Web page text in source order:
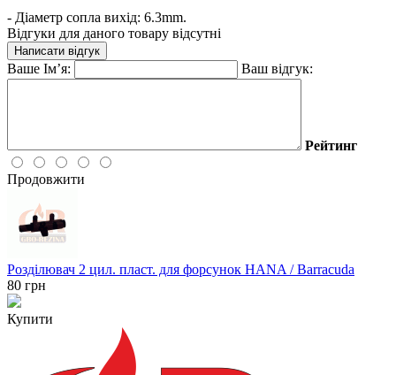
- Діаметр сопла вихід: 6.3mm.
Відгуки для даного товару відсутні
Написати відгук
Ваше Ім’я: Ваш відгук:
Рейтинг
Продовжити
Розділювач 2 цил. пласт. для форсунок HANA / Barracuda
80 грн
Купити